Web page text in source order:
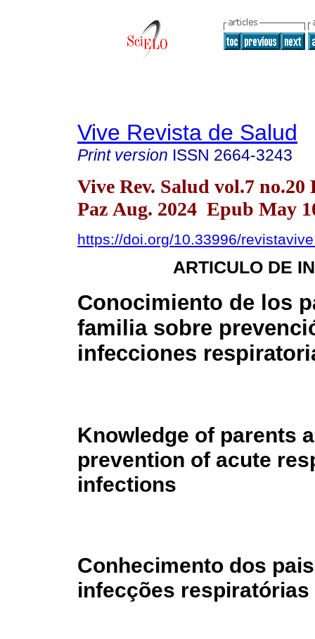
Vive Revista de Salud
Print version ISSN 2664-3243
Vive Rev. Salud vol.7 no.20
Paz Aug. 2024 Epub May
https://doi.org/10.33996/
ARTICULO DE
Conocimiento de los
familia sobre
infecciones
Knowledge of parents
prevention of acute
infections
Conhecimento dos
infecções respiratórias